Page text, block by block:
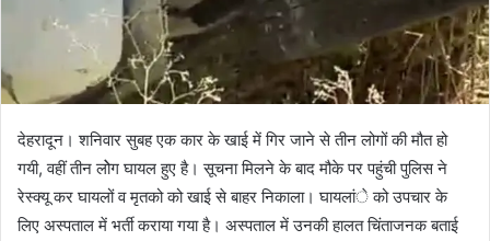
देहरादून। शनिवार सुबह एक कार के खाई में गिर जाने से तीन लोगों की मौत हो
गयी, वहीं तीन लोेग घायल हुए है। सूचना मिलने के बाद मौके पर पहुंची पुलिस ने
रेस्क्यू कर घायलों व मृतको को खाई से बाहर निकाला। घायलांे को उपचार के
लिए अस्पताल में भर्ती कराया गया है। अस्पताल में उनकी हालत चिंताजनक बताई